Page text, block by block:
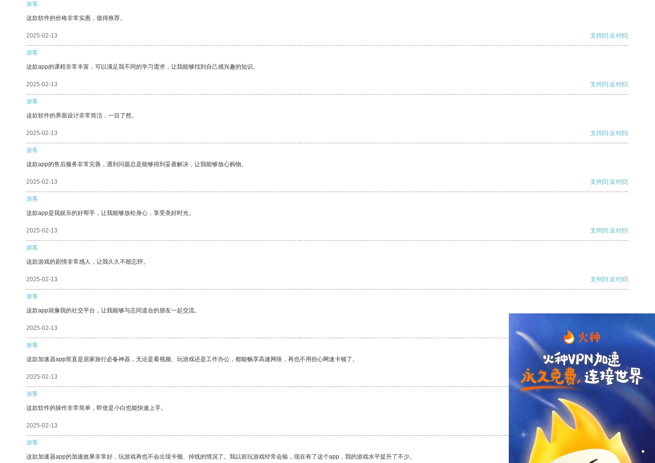
游客
这款软件的价格非常实惠，值得推荐。
2025-02-13 支持[0] 反对[0]
游客
这款app的课程非常丰富，可以满足我不同的学习需求，让我能够找到自己感兴趣的知识。
2025-02-13 支持[0] 反对[0]
游客
这款软件的界面设计非常简洁，一目了然。
2025-02-13 支持[0] 反对[0]
游客
这款app的售后服务非常完善，遇到问题总是能够得到妥善解决，让我能够放心购物。
2025-02-13 支持[0] 反对[0]
游客
这款app是我娱乐的好帮手，让我能够放松身心，享受美好时光。
2025-02-13 支持[0] 反对[0]
游客
这款游戏的剧情非常感人，让我久久不能忘怀。
2025-02-13 支持[0] 反对[0]
游客
这款app就像我的社交平台，让我能够与志同道合的朋友一起交流。
2025-02-13
游客
这款加速器app简直是居家旅行必备神器，无论是看视频、玩游戏还是工作办公，都能畅享高速网络，再也不用担心网速卡顿了。
2025-02-13 支持 [0] 反对[0]
游客
这款软件的操作非常简单，即使是小白也能快速上手。
2025-02-13 支持[0] 反对
游客
这款加速器app的加速效果非常好，玩游戏再也不会出现卡顿、掉线的情况了。我以前玩游戏经常会输，现在有了这个app，我的游戏水平提升了不少。